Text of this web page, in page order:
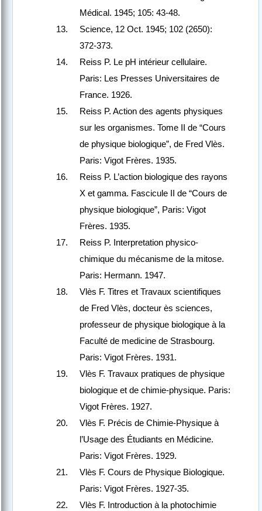
Médical. 1945; 105: 43-48.
Science, 12 Oct. 1945; 102 (2650):
372-373.
Reiss P. Le pH intérieur cellulaire.
Paris: Les Presses Universitaires de
France. 1926.
Reiss P. Action des agents physiques
sur les organismes. Tome II de “Cours
de physique biologique”, de Fred Vlès.
Paris: Vigot Frères. 1935.
Reiss P. L’action biologique des rayons
X et gamma. Fascicule II de “Cours de
physique biologique”, Paris: Vigot
Frères. 1935.
Reiss P. Interpretation physico-
chimique du mécanisme de la mitose.
Paris: Hermann. 1947.
Vlès F. Titres et Travaux scientifiques
de Fred Vlès, docteur ès sciences,
professeur de physique biologique à la
Faculté de medicine de Strasbourg.
Paris: Vigot Frères. 1931.
Vlès F. Travaux pratiques de physique
biologique et de chimie-physique. Paris:
Vigot Frères. 1927.
Vlès F. Précis de Chimie-Physique à
l’Usage des Étudiants en Médicine.
Paris: Vigot Frères. 1929.
Vlès F. Cours de Physique Biologique.
Paris: Vigot Frères. 1927-35.
Vlès F. Introduction à la photochimie